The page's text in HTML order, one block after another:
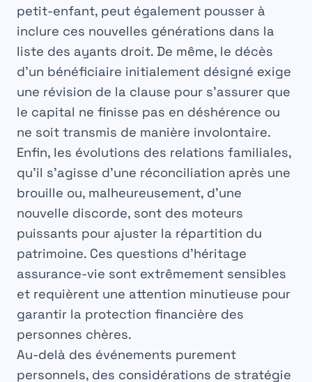
petit-enfant, peut également pousser à
inclure ces nouvelles générations dans la
liste des ayants droit. De même, le décès
d’un bénéficiaire initialement désigné exige
une révision de la clause pour s’assurer que
le capital ne finisse pas en déshérence ou
ne soit transmis de manière involontaire.
Enfin, les évolutions des relations familiales,
qu’il s’agisse d’une réconciliation après une
brouille ou, malheureusement, d’une
nouvelle discorde, sont des moteurs
puissants pour ajuster la répartition du
patrimoine. Ces questions d’héritage
assurance-vie sont extrêmement sensibles
et requièrent une attention minutieuse pour
garantir la protection financière des
personnes chères.
Au-delà des événements purement
personnels, des considérations de stratégie